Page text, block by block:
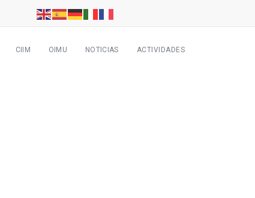
CIIM OIMU NOTICIAS ACTIVIDADES